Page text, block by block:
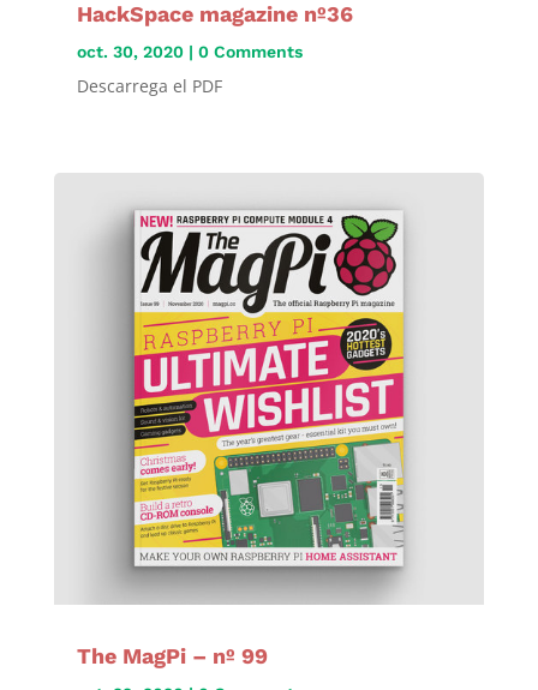
HackSpace magazine nº36
oct. 30, 2020| 0 Comments
Descarrega el PDF
The MagPi – nº 99